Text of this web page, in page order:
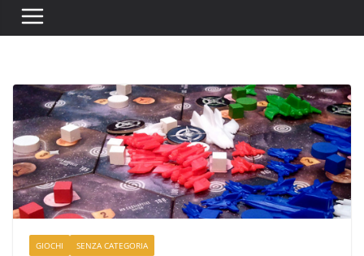
GIOCHI SENZA CATEGORIA